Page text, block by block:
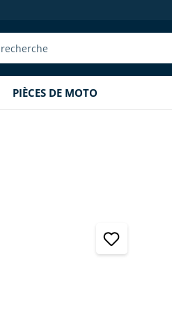
PIÈCES DE MOTO